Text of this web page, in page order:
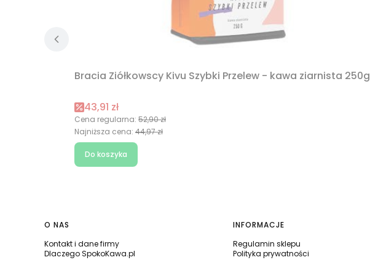
Bracia Ziółkowscy Kivu Szybki Przelew - kawa ziarnista 250g
Cena promocyjna
43,91 zł
Cena regularna: 52,90 zł
Najniższa cena: 44,97 zł
Do koszyka
Linki w stopce
O NAS
Kontakt i dane firmy
Dlaczego SpokoKawa.pl
INFORMACJE
Regulamin sklepu
Polityka prywatności